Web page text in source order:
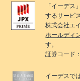
「 イーデス
するサービ
株式会社エ
ホールディ
す。
証券コード
イーデスで